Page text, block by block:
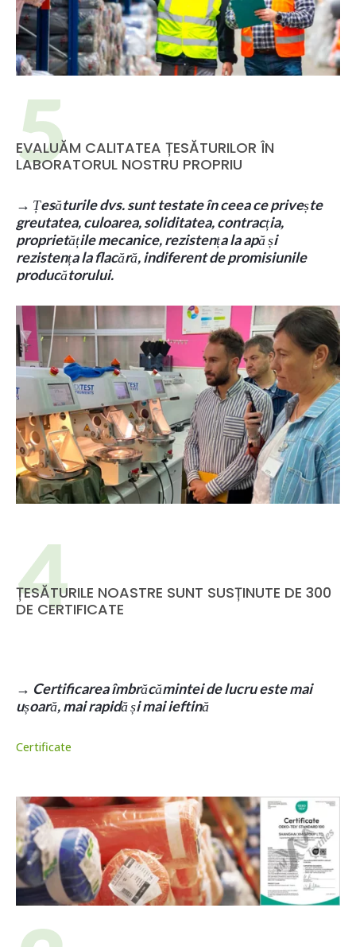
EVALUĂM CALITATEA ȚESĂTURILOR ÎN
LABORATORUL NOSTRU PROPRIU
→ Țesăturile dvs. sunt testate în ceea ce privește
greutatea, culoarea, soliditatea, contracția,
proprietățile mecanice, rezistența la apă și
rezistența la flacără, indiferent de promisiunile
producătorului.
ȚESĂTURILE NOASTRE SUNT SUSȚINUTE DE 300
DE CERTIFICATE
→ Certificarea îmbrăcămintei de lucru este mai
ușoară, mai rapidă și mai ieftină
Certificate